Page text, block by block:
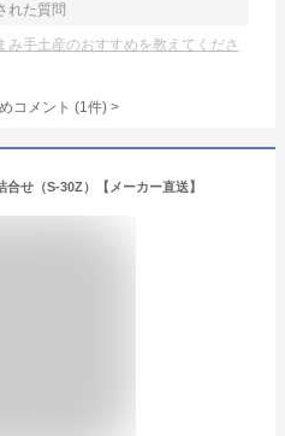
れた質問
手土産のおすすめを教えてくださ
コメント (1件) >
せ（S-30Z）【メーカー直送】